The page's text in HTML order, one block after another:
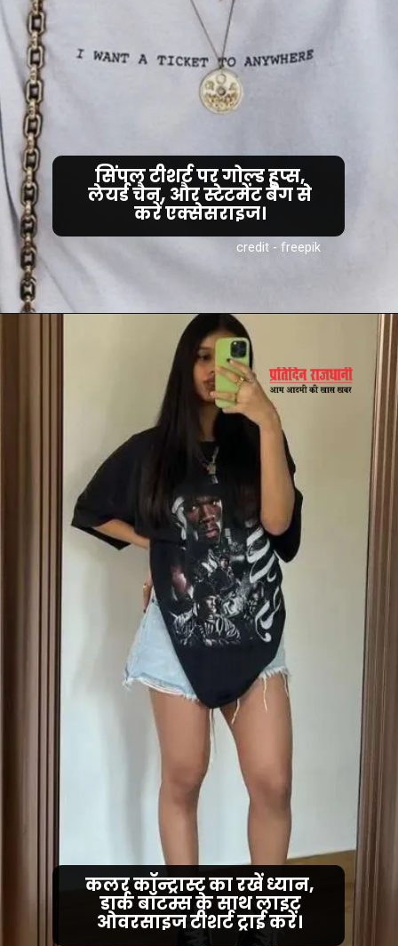
credit - freepik
सिंपल टीशर्ट पर गोल्ड हूप्स,
लेयर्ड चैन, और स्टेटमेंट बैग से
करें एक्सेसराइज।
कलर कॉन्ट्रास्ट का रखें ध्यान,
डार्क बॉटम्स के साथ लाइट
ओवरसाइज टीशर्ट ट्राई करें।